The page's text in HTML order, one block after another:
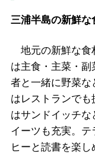
三浦半島の新鮮
地元の新鮮な食
は主食・主菜・
者と一緒に野菜な
はレストランでも
はサンドイッチな
イーツも充実。
ヒーと読書を楽し